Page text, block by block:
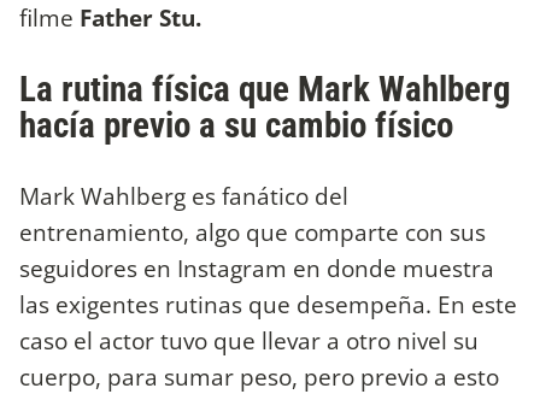
filme Father Stu.
La rutina física que Mark Wahlberg
hacía previo a su cambio físico
Mark Wahlberg es fanático del
entrenamiento, algo que comparte con sus
seguidores en Instagram en donde muestra
las exigentes rutinas que desempeña. En este
caso el actor tuvo que llevar a otro nivel su
cuerpo, para sumar peso, pero previo a esto